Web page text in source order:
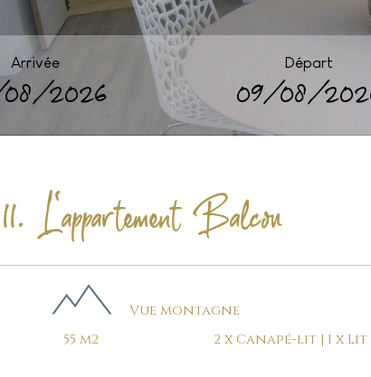
Arrivée Départ
11. L'appartement Balcon
Vue montagne
55 m2 2 x Canapé-lit | 1 x